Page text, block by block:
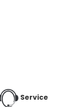
Service